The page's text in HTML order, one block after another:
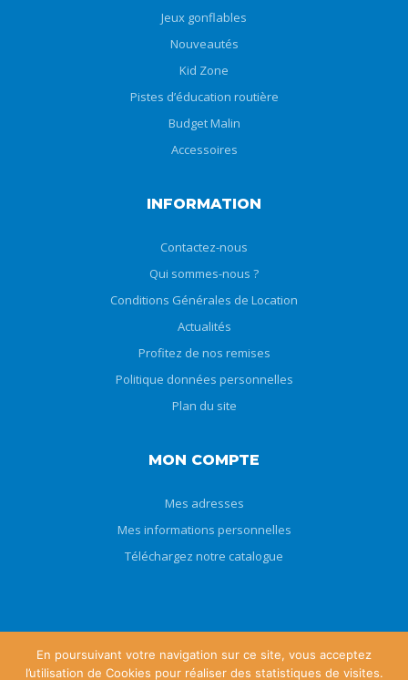
Jeux gonflables
Nouveautés
Kid Zone
Pistes d’éducation routière
Budget Malin
Accessoires
INFORMATION
Contactez-nous
Qui sommes-nous ?
Conditions Générales de Location
Actualités
Profitez de nos remises
Politique données personnelles
Plan du site
MON COMPTE
Mes adresses
Mes informations personnelles
Téléchargez notre catalogue
En poursuivant votre navigation sur ce site, vous acceptez
l’utilisation de Cookies pour réaliser des statistiques de visites.